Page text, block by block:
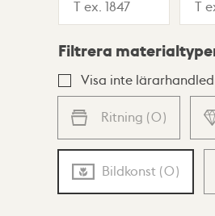
Lista Karta
Filtrera
Visa inte
Ritning (0)
Bildkonst (0)